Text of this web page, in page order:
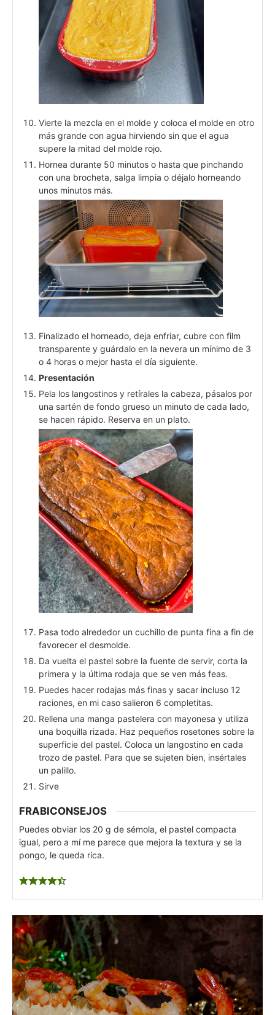
Vierte la mezcla en el molde y coloca el molde en otro
más grande con agua hirviendo sin que el agua
supere la mitad del molde rojo.
Hornea durante 50 minutos o hasta que pinchando
con una brocheta, salga limpia o déjalo horneando
unos minutos más.
Finalizado el horneado, deja enfriar, cubre con film
transparente y guárdalo en la nevera un mínimo de 3
o 4 horas o mejor hasta el día siguiente.
Presentación
Pela los langostinos y retírales la cabeza, pásalos por
una sartén de fondo grueso un minuto de cada lado,
se hacen rápido. Reserva en un plato.
Pasa todo alrededor un cuchillo de punta fina a fin de
favorecer el desmolde.
Da vuelta el pastel sobre la fuente de servir, corta la
primera y la última rodaja que se ven más feas.
Puedes hacer rodajas más finas y sacar incluso 12
raciones, en mi caso salieron 6 completitas.
Rellena una manga pastelera con mayonesa y utiliza
una boquilla rizada. Haz pequeños rosetones sobre la
superficie del pastel. Coloca un langostino en cada
trozo de pastel. Para que se sujeten bien, insértales
un palillo.
Sirve
FRABICONSEJOS
Puedes obviar los 20 g de sémola, el pastel compacta
igual, pero a mí me parece que mejora la textura y se la
pongo, le queda rica.